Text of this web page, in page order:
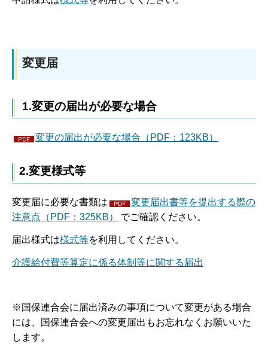
変更届
1.変更の届出が必要な場合
変更の届出が必要な場合（PDF：123KB）
2.変更様式等
変更届に必要な書類は
変更届出書等を提出する際の
注意点（PDF：325KB）
でご確認ください。
届出様式は様式等を利用してください。
介護給付費等算定に係る体制等に関する届出
※国保連合会に届出済みの事項について変更がある場合
には、国保連合会への変更届出もお忘れなくお願いいた
します。